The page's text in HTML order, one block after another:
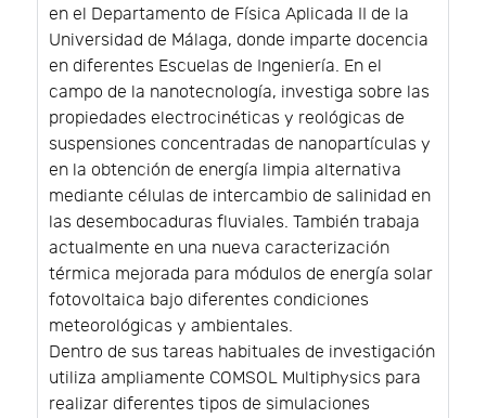
en el Departamento de Física Aplicada II de la
Universidad de Málaga, donde imparte docencia
en diferentes Escuelas de Ingeniería. En el
campo de la nanotecnología, investiga sobre las
propiedades electrocinéticas y reológicas de
suspensiones concentradas de nanopartículas y
en la obtención de energía limpia alternativa
mediante células de intercambio de salinidad en
las desembocaduras fluviales. También trabaja
actualmente en una nueva caracterización
térmica mejorada para módulos de energía solar
fotovoltaica bajo diferentes condiciones
meteorológicas y ambientales.
Dentro de sus tareas habituales de investigación
utiliza ampliamente COMSOL Multiphysics para
realizar diferentes tipos de simulaciones